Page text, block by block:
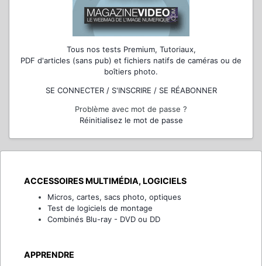
Tous nos tests Premium, Tutoriaux,
PDF d'articles (sans pub) et fichiers natifs de caméras ou de
boîtiers photo.
SE CONNECTER / S'INSCRIRE / SE RÉABONNER
Problème avec mot de passe ?
Réinitialisez le mot de passe
ACCESSOIRES MULTIMÉDIA, LOGICIELS
Micros, cartes, sacs photo, optiques
Test de logiciels de montage
Combinés Blu-ray - DVD ou DD
APPRENDRE